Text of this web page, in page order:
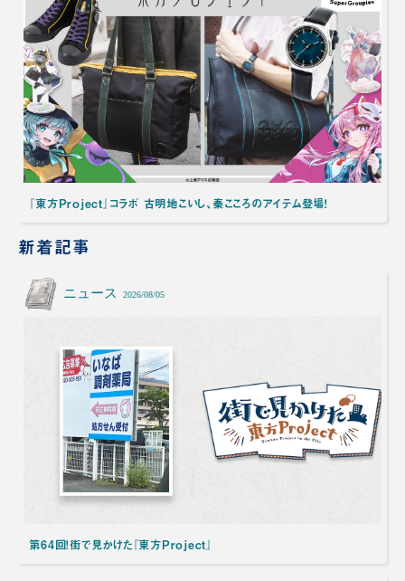
『東方Project』コラボ 古明地こいし、秦こころのアイテム登場！
新着記事
ニュース 2026/08/05
第64回！街で見かけた『東方Project』